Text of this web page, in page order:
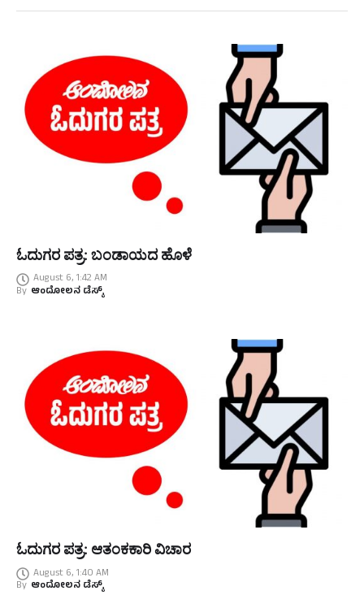
ಓದುಗರ ಪತ್ರ: ಬಂಡಾಯದ ಹೊಳೆ
August 6, 1:42 AM
By ಆಂದೋಲನ ಡೆಸ್ಕ್
ಓದುಗರ ಪತ್ರ: ಆತಂಕಕಾರಿ ವಿಚಾರ
August 6, 1:40 AM
By ಆಂದೋಲನ ಡೆಸ್ಕ್